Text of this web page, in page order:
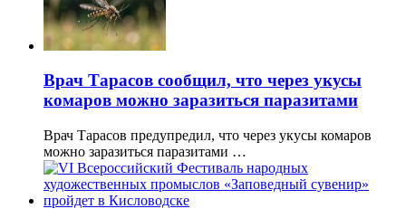
Врач Тарасов сообщил, что через укусы
комаров можно заразиться паразитами
Врач Тарасов предупредил, что через укусы комаров
можно заразиться паразитами …